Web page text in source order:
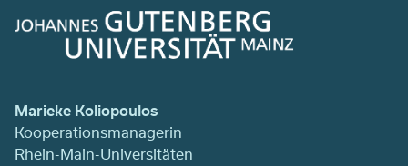
Marieke Koliopoulos
Kooperationsmanagerin
Rhein-Main-Universitäten